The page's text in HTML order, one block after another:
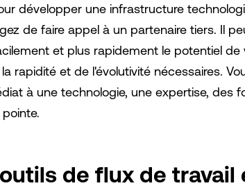
développer une infrastructure
de faire appel à un partenaire tiers. Il
et plus rapidement le potentiel de
rapidité et de l'évolutivité nécessaires.
à une technologie, une expertise, des
de flux de travail